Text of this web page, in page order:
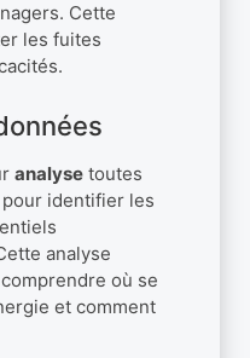
Cette
les fuites
analyse toutes
identifier les
analyse
où se
et comment